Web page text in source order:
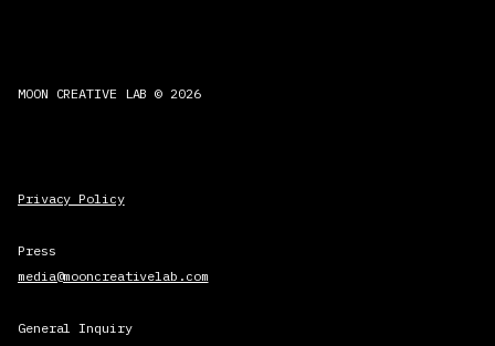
MOON CREATIVE LAB © 2026
Privacy Policy
Press
media@mooncreativelab.com
General Inquiry